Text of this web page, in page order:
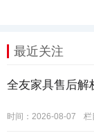
最近关注
全友家具售后解
时间：2026-08-07 栏